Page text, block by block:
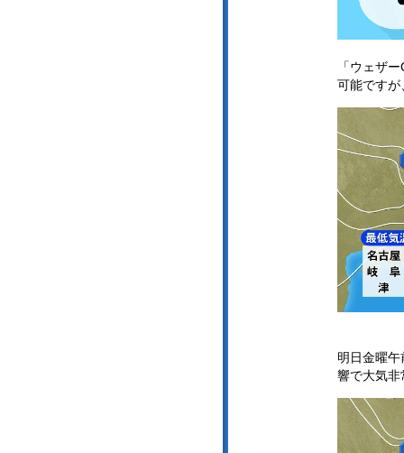
「ウェザ
可能ですが
明日金曜
響で大気非